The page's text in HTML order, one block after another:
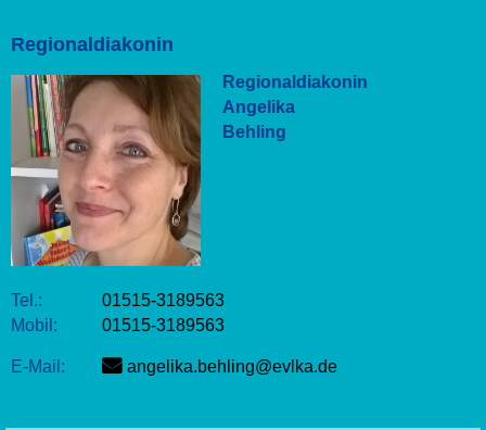
Regionaldiakonin
Regionaldiakonin
Angelika
Behling
Tel.:
01515-3189563
Mobil:
01515-3189563
E-Mail: angelika.behling@evlka.de